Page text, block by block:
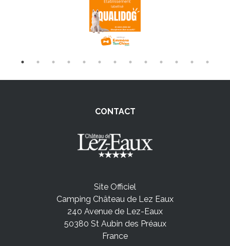
CONTACT
Site Officiel
Camping Château de Lez Eaux
240 Avenue de Lez-Eaux
50380 St Aubin des Préaux
France